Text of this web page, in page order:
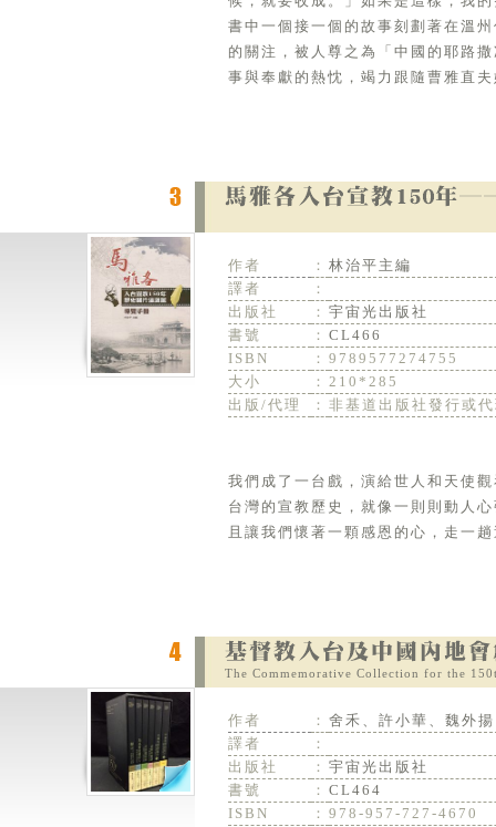
書中一個接一個的故事刻劃著在溫
的關注，被人尊之為「中國的耶路
事與奉獻的熱忱，竭力跟隨曹雅直
作者 ： 林治平主編
譯者
：
出版社
： 宇宙光出版社
書號
： CL466
ISBN
： 9789577274755
大小
： 210*285
出版/代理
： 非基道出版社發行或
我們成了一台戲，演給世人和天使
台灣的宣教歷史，就像一則則動人
且讓我們懷著一顆感恩的心，走一
The Commemorative Collection for the
作者 ： 舍禾、許小華、魏外
譯者
：
出版社
： 宇宙光出版社
書號
： CL464
ISBN
： 978-957-727-4670